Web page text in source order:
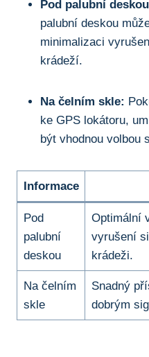
Pod palubní‍
palubní deskou
minimalizaci
krádeží.
Na‍ čelním ‍skle:
ke GPS ⁤lokátoru,
být vhodnou volbou
Informace
Pod
palubní
deskou
Optimální
vyrušení
krádeži.
Na ⁢čelním
​skle
Snadný
dobrým